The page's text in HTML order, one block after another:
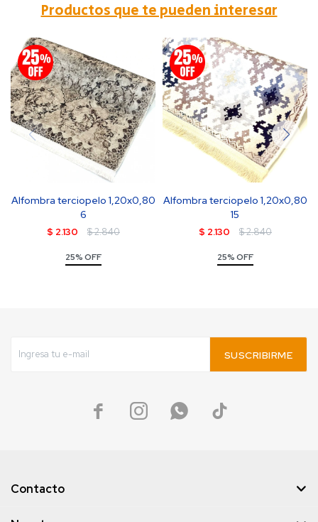
Productos que te pueden interesar
Alfombra terciopelo 1,20x0,80
6
$ 2.130 $2.840
25% OFF
Alfombra terciopelo 1,20x0,80
15
$ 2.130 $2.840
25% OFF
SUSCRIBIRME
   
Contacto